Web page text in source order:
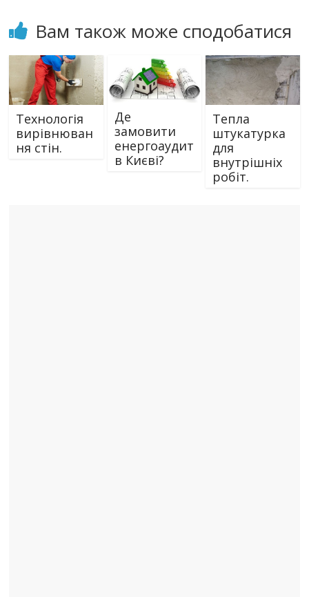
Вам також може сподобатися
Технологія
вирівнюван
ня стін.
Де
замовити
енергоаудит
в Києві?
Тепла
штукатурка
для
внутрішніх
робіт.